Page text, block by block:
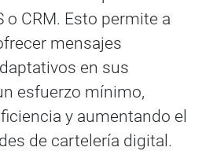
o CRM. Esto permite a
mensajes
en sus
esfuerzo mínimo,
y aumentando el
de cartelería digital.